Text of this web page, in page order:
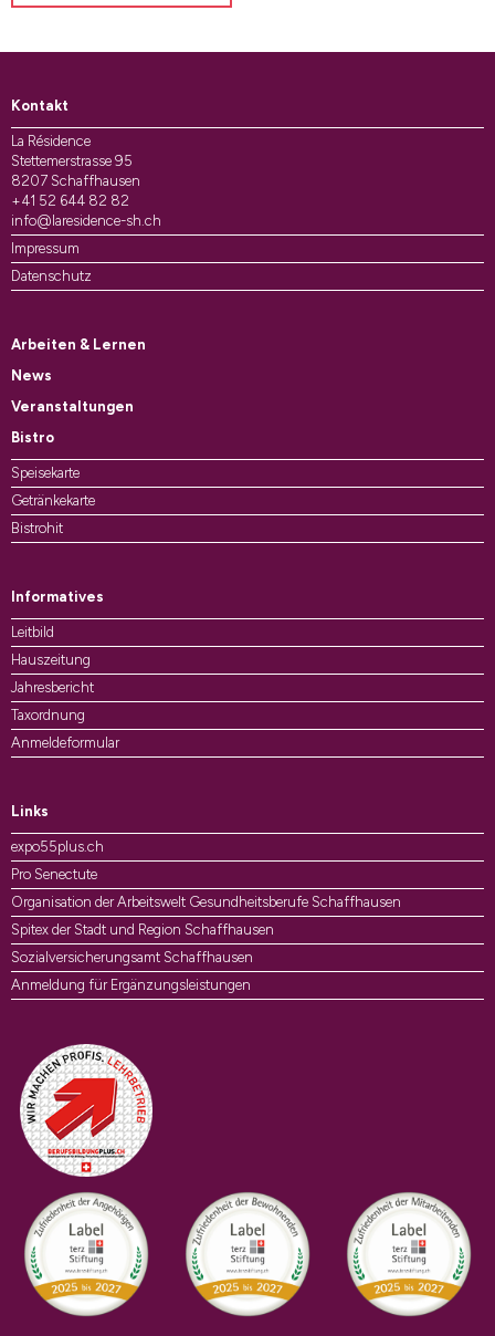
Kontakt
La Résidence
Stettemerstrasse 95
8207 Schaffhausen
+41 52 644 82 82
info@laresidence-sh.ch
Impressum
Datenschutz
Arbeiten & Lernen
News
Veranstaltungen
Bistro
Speisekarte
Getränkekarte
Bistrohit
Informatives
Leitbild
Hauszeitung
Jahresbericht
Taxordnung
Anmeldeformular
Links
expo55plus.ch
Pro Senectute
Organisation der Arbeitswelt Gesundheitsberufe Schaffhausen
Spitex der Stadt und Region Schaffhausen
Sozialversicherungsamt Schaffhausen
Anmeldung für Ergänzungsleistungen
Auszeichnungen